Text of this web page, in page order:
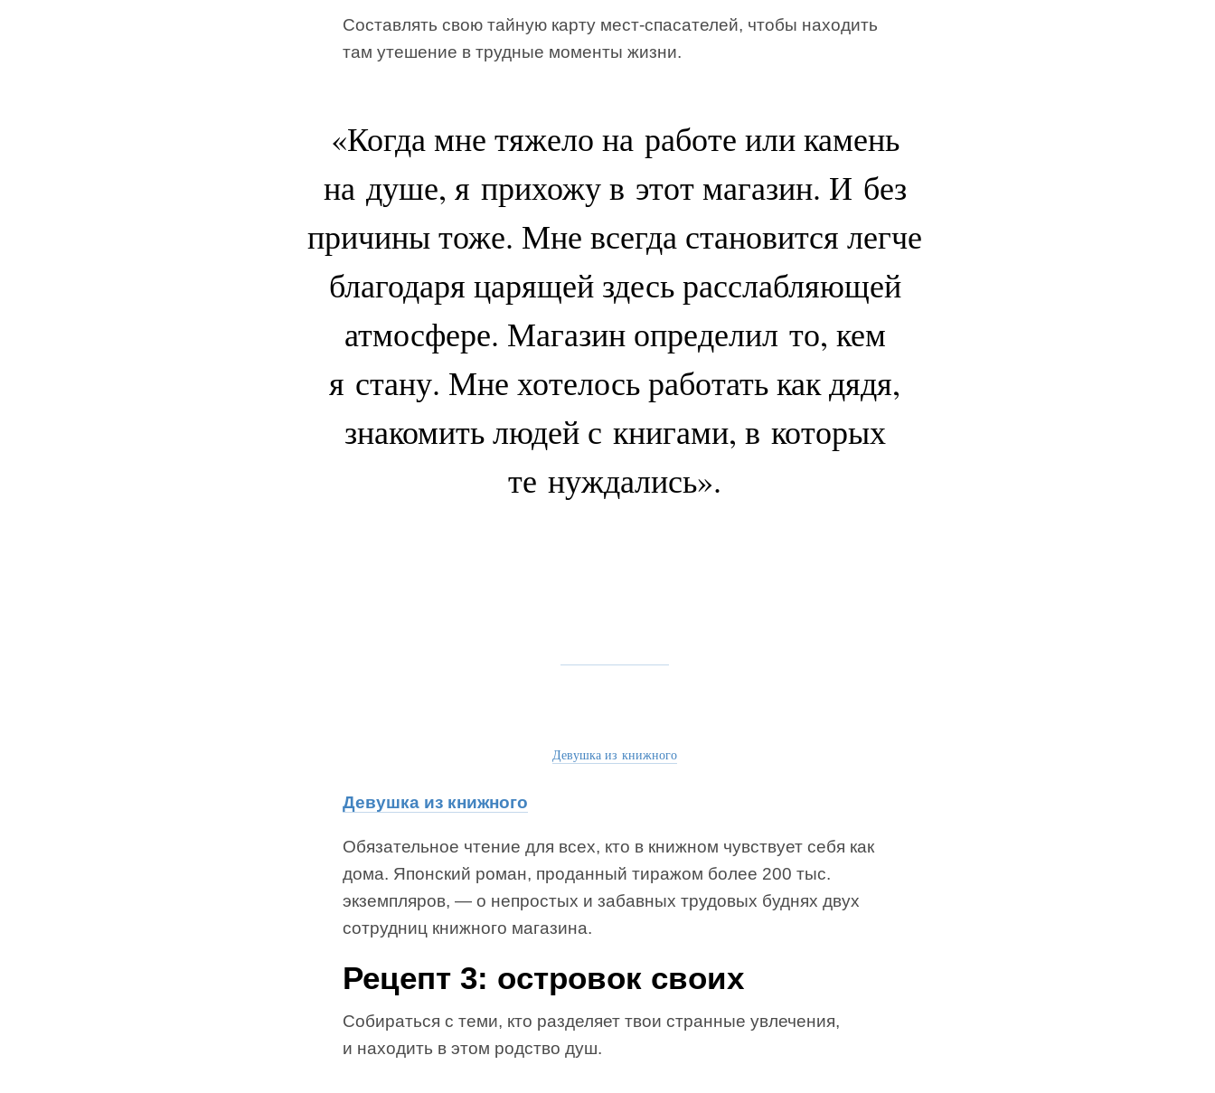
Составлять свою тайную карту мест-спасателей, чтобы находить
там утешение в трудные моменты жизни.
«Когда мне тяжело на работе или камень
на душе, я прихожу в этот магазин. И без
причины тоже. Мне всегда становится легче
благодаря царящей здесь расслабляющей
атмосфере. Магазин определил то, кем
я стану. Мне хотелось работать как дядя,
знакомить людей с книгами, в которых
те нуждались».
Девушка из книжного
Девушка из книжного
Обязательное чтение для всех, кто в книжном чувствует себя как
дома. Японский роман, проданный тиражом более 200 тыс.
экземпляров, — о непростых и забавных трудовых буднях двух
сотрудниц книжного магазина.
Рецепт 3: островок своих
Собираться с теми, кто разделяет твои странные увлечения,
и находить в этом родство душ.